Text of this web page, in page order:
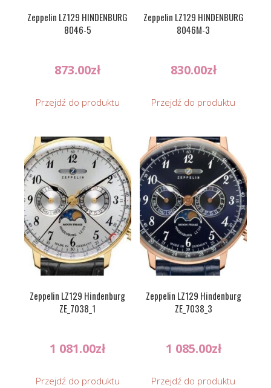
Zeppelin LZ129 HINDENBURG
8046-5
873.00zł
Przejdź do produktu
Zeppelin LZ129 HINDENBURG
8046M-3
830.00zł
Przejdź do produktu
Zeppelin LZ129 Hindenburg
ZE_7038_1
1 081.00zł
Przejdź do produktu
Zeppelin LZ129 Hindenburg
ZE_7038_3
1 085.00zł
Przejdź do produktu